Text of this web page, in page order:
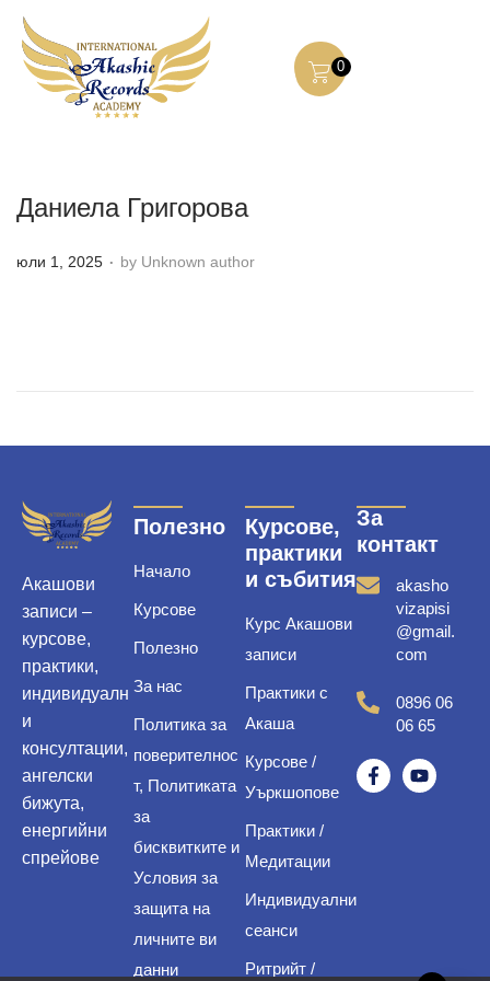
0
Даниела Григорова
P
o
юли 1, 2025 . by Unknown author
Акашови
записи –
курсове,
практики,
индивидуалн
и
консултации,
ангелски
бижута,
енергийни
спрейове
Полезно
Начало
Курсове
Полезно
За нас
Политика за
поверителнос
т, Политиката
за
бисквитките и
Условия за
защита на
личните ви
данни
Курсове,
практики
и събития
Курс Акашови
записи
Практики с
Акаша
Курсове /
Уъркшопове
Практики /
Медитации
Индивидуални
сеанси
Ритрийт /
За
контакт
akasho
vizapisi
@gmail.
com
0896 06
06 65